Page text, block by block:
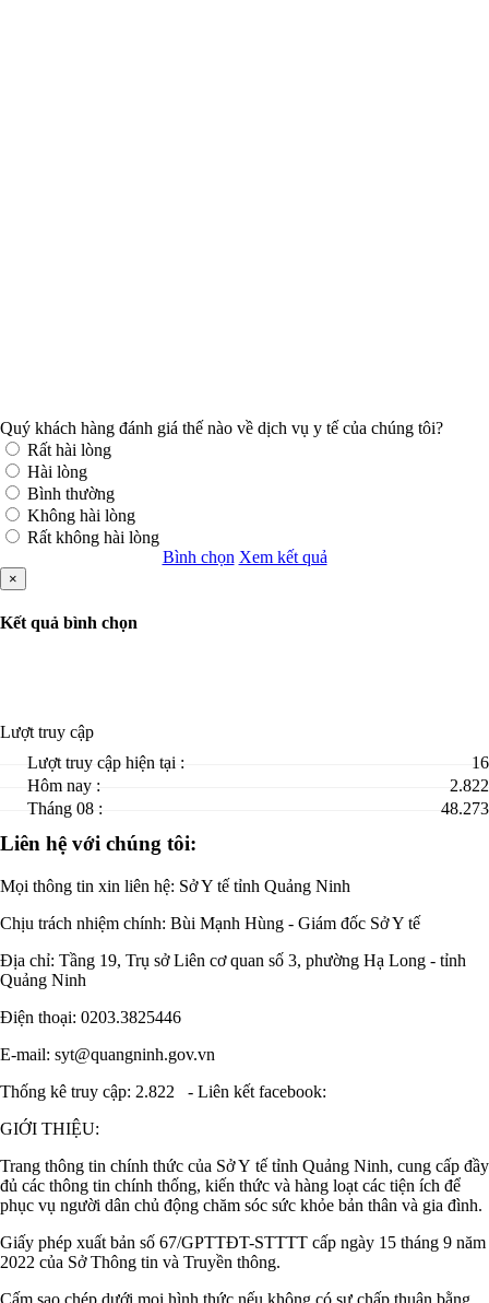
Quý khách hàng đánh giá thế nào về dịch vụ y tế của chúng tôi?
Rất hài lòng
Hài lòng
Bình thường
Không hài lòng
Rất không hài lòng
Bình chọn Xem kết quả
×
Kết quả bình chọn
Lượt truy cập
Lượt truy cập hiện tại :
16
Hôm nay :
2.822
Tháng 08 :
48.273
Liên hệ với chúng tôi:
Mọi thông tin xin liên hệ: Sở Y tế tỉnh Quảng Ninh
Chịu trách nhiệm chính: Bùi Mạnh Hùng - Giám đốc Sở Y tế
Địa chỉ: Tầng 19, Trụ sở Liên cơ quan số 3, phường Hạ Long - tỉnh
Quảng Ninh
Điện thoại: 0203.3825446
E-mail: syt@quangninh.gov.vn
Thống kê truy cập: 2.822
- Liên kết facebook:
GIỚI THIỆU:
Trang thông tin chính thức của Sở Y tế tỉnh Quảng Ninh, cung cấp đầy
đủ các thông tin chính thống, kiến thức và hàng loạt các tiện ích để
phục vụ người dân chủ động chăm sóc sức khỏe bản thân và gia đình.
Giấy phép xuất bản số 67/GPTTĐT-STTTT cấp ngày 15 tháng 9 năm
2022 của Sở Thông tin và Truyền thông.
Cấm sao chép dưới mọi hình thức nếu không có sự chấp thuận bằng